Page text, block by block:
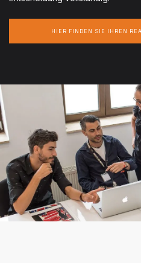
HIER FINDEN SIE IHREN